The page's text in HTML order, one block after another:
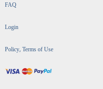
FAQ
Login
Policy, Terms of Use